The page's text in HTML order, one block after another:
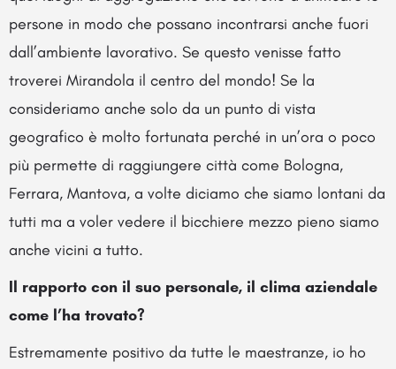
persone in modo che possano incontrarsi anche fuori
dall’ambiente lavorativo. Se questo venisse fatto
troverei Mirandola il centro del mondo! Se la
consideriamo anche solo da un punto di vista
geografico è molto fortunata perché in un’ora o poco
più permette di raggiungere città come Bologna,
Ferrara, Mantova, a volte diciamo che siamo lontani da
tutti ma a voler vedere il bicchiere mezzo pieno siamo
anche vicini a tutto.
Il rapporto con il suo personale, il clima aziendale
come l’ha trovato?
Estremamente positivo da tutte le maestranze, io ho